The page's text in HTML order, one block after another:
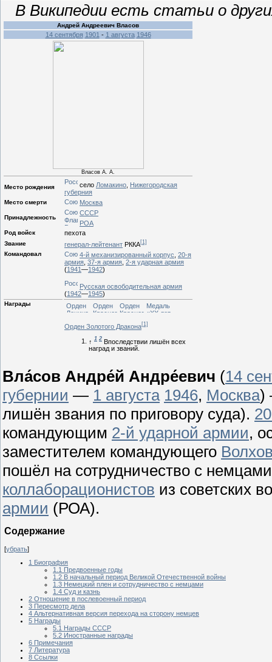
В Википедии есть статьи о
Андрей Андреевич Власов
14 сентября 1901 - 1 августа 1946
Власов А. А.
Место рождения село Ломакино Нижегородская
губерния
Место смерти Москва
Принадлежность
СССР
РОА
Род войск пехота
Звание генерал-лейтенант РККА[1]
Командовал 4-й механизированный корпус 20-я
армия 37-я армия 2-я ударная армия
(1941—1942)
Русская освободительная армия
(1942—1945)
Награды
Орден Золотого Дракона[1]
↑ 1 2 Впоследствии лишён всех
наград и званий.
Вла́сов Андре́й Андре́евич (14
губернии — 1 августа 1946, Москва)
лишён звания по приговору суда).
командующим 2-й ударной армии,
заместителем командующего
пошёл на сотрудничество с
коллаборационистов из советских
армии (РОА).
Содержание
[убрать]
1
Биография
1.1
Предвоенные годы
1.2 В начальный период Великой Отечественной войны
1.3 Немецкий плен и сотрудничество с немцами
1.4 Суд и казнь
2 Отношение в послевоенный период
3 Пересмотр дела
4 Альтернативная версия перехода на сторону немцев
5 Награды
5.1
Награды СССР
5.2 Иностранные награды
6 Примечания
7 Литература
8 Ссылки